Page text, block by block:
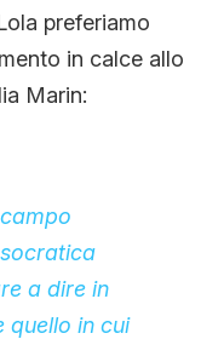
preferiamo
in calce allo
Marin:
a dire in
quello in cui